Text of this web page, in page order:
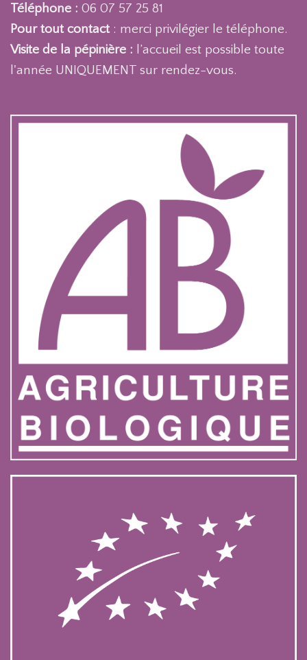
Téléphone : 06 07 57 25 81
Pour tout contact : merci privilégier le téléphone.
Visite de la pépinière : l’accueil est possible toute
l'année UNIQUEMENT sur rendez-vous.